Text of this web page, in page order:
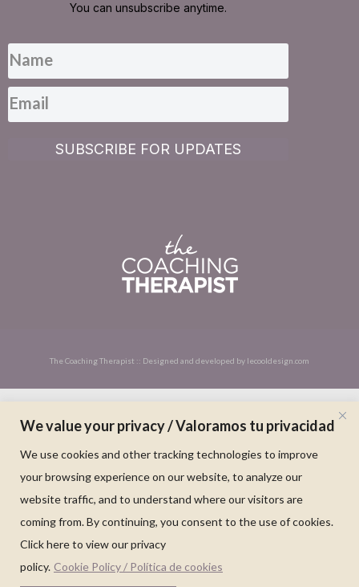
We value your privacy / Valoramos tu privacidad
We use cookies and other tracking technologies to improve
your browsing experience on our website, to analyze our
website traffic, and to understand where our visitors are
coming from. By continuing, you consent to the use of cookies.
Click here to view our privacy
policy. Cookie Policy / Política de cookies
You can unsubscribe anytime.
SUBSCRIBE FOR UPDATES
The Coaching Therapist :: Designed and developed by lecooldesign.com